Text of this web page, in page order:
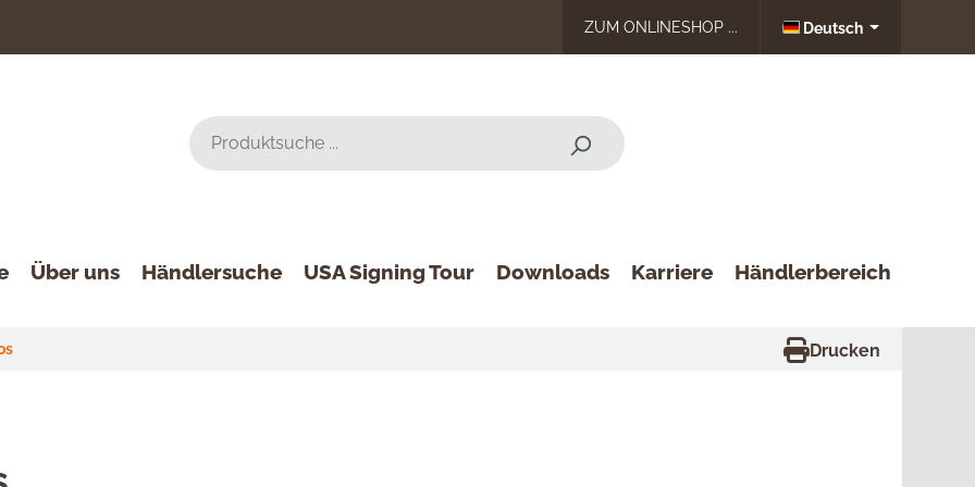
ZUM ONLINESHOP ... Deutsch
Über uns Händlersuche USA Signing Tour Downloads Karriere Händlerbereich
Drucken